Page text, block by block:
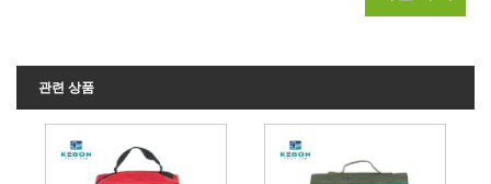
관련 상품